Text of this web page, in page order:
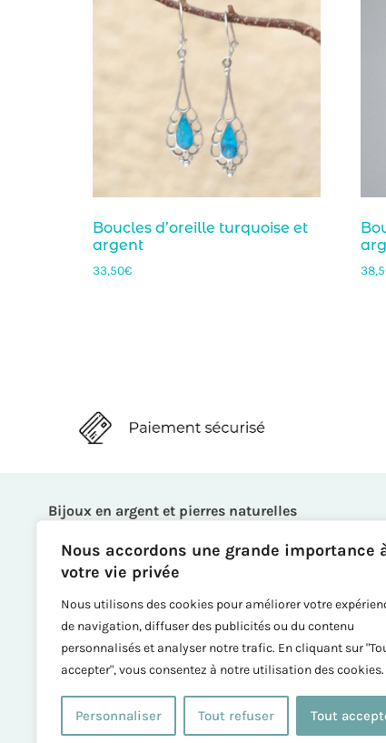
Nous accordons une grande importance
votre vie privée
Nous utilisons des cookies pour améliorer votre
de navigation, diffuser des publicités ou du contenu
personnalisés et analyser notre trafic. En cliquant sur
accepter", vous consentez à notre utilisation des cookies.
Personnaliser Tout refuser Tout
Boucles d’oreille turquoise et
argent
33,50€
Bijoux en argent et pierres naturelles
Bagues
Boucles d’oreille
Broches
Colliers
Chaînes de cheville
Créations
Tous les bijoux